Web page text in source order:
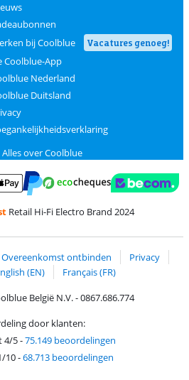
bij Coolblue
Vacatures genoeg!
Coolblue-App
Nederland
Duitsland
Alles over Coolblue
en Visa via ClickToPay
Betalen met PayPal
Retail Hi-Fi Electro Brand 2024
Overeenkomst ontbinden
Privacy
(EN)
Français (FR)
België N.V. - 0867.686.774
door klanten:
4/5-75.149 beoordelingen
10-68.713 beoordelingen